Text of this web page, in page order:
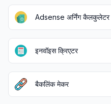
Adsense अर्निंग कैलकुलेटर
इनवॉइस क्रिएटर
बैकलिंक मेकर